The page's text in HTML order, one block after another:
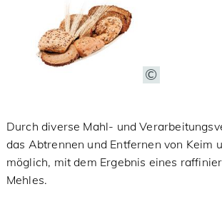
Durch diverse Mahl- und
das Abtrennen und Entfernen von Keim
möglich, mit dem Ergebnis eines
Mehles.